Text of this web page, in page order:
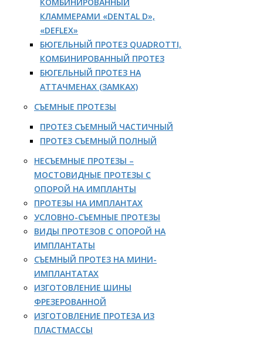
КЛАММЕРАМИ «DENTAL D»,
«DEFLEX»
БЮГЕЛЬНЫЙ ПРОТЕЗ QUADROTTI,
КОМБИНИРОВАННЫЙ ПРОТЕЗ
БЮГЕЛЬНЫЙ ПРОТЕЗ НА
АТТАЧМЕНАХ (ЗАМКАХ)
СЪЕМНЫЕ ПРОТЕЗЫ
ПРОТЕЗ СЪЕМНЫЙ ЧАСТИЧНЫЙ
ПРОТЕЗ СЪЕМНЫЙ ПОЛНЫЙ
НЕСЪЕМНЫЕ ПРОТЕЗЫ –
МОСТОВИДНЫЕ ПРОТЕЗЫ С
ОПОРОЙ НА ИМПЛАНТЫ
ПРОТЕЗЫ НА ИМПЛАНТАХ
УСЛОВНО-СЪЕМНЫЕ ПРОТЕЗЫ
ВИДЫ ПРОТЕЗОВ С ОПОРОЙ НА
ИМПЛАНТАТЫ
СЪЕМНЫЙ ПРОТЕЗ НА МИНИ-
ИМПЛАНТАТАХ
ИЗГОТОВЛЕНИЕ ШИНЫ
ФРЕЗЕРОВАННОЙ
ИЗГОТОВЛЕНИЕ ПРОТЕЗА ИЗ
ПЛАСТМАССЫ